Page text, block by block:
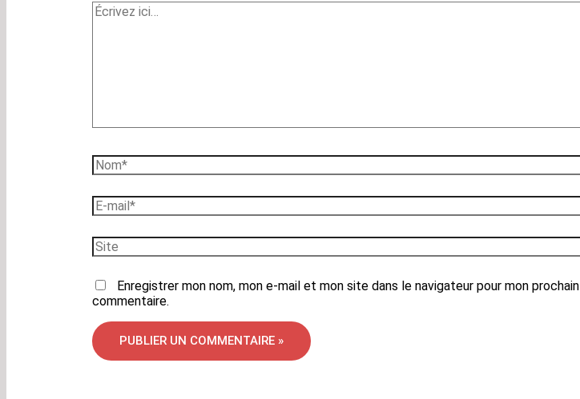
Écrivez
Nom*
E-
mail*
Site
Enregistrer mon nom, mon e-mail et mon site dans le navigateur pour mon prochain
commentaire.